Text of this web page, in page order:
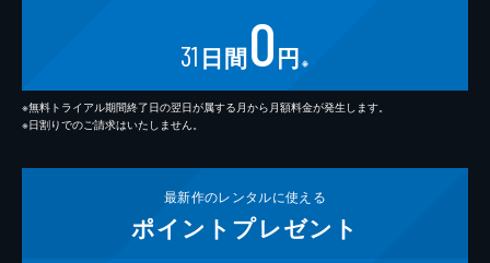
31 日間0円 ※
※無料トライアル期間終了日の翌日が属する月から月額料金が発生します。
※日割りでのご請求はいたしません。
最新作のレンタルに使える
ポイント プレゼント